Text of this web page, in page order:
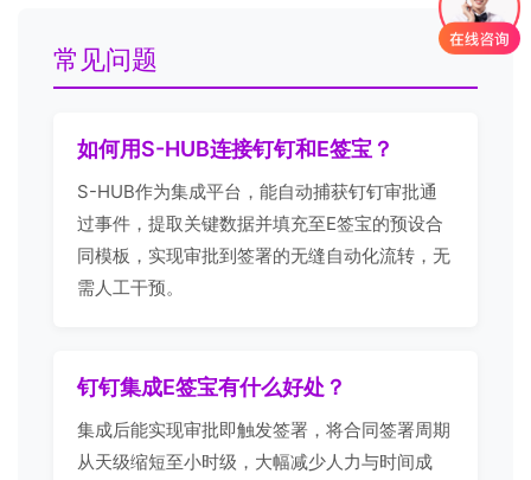
常见问题
如何用S-HUB连接钉钉和E签宝？
S-HUB作为集成平台，能自动捕获钉钉审批通
过事件，提取关键数据并填充至E签宝的预设合
同模板，实现审批到签署的无缝自动化流转，无
需人工干预。
钉钉集成E签宝有什么好处？
集成后能实现审批即触发签署，将合同签署周期
从天级缩短至小时级，大幅减少人力与时间成